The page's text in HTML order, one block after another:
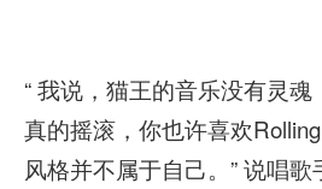
“ 我说，猫王的音乐没有灵魂
真的摇滚，你也许喜欢
风格并不属于自己。” 说唱歌